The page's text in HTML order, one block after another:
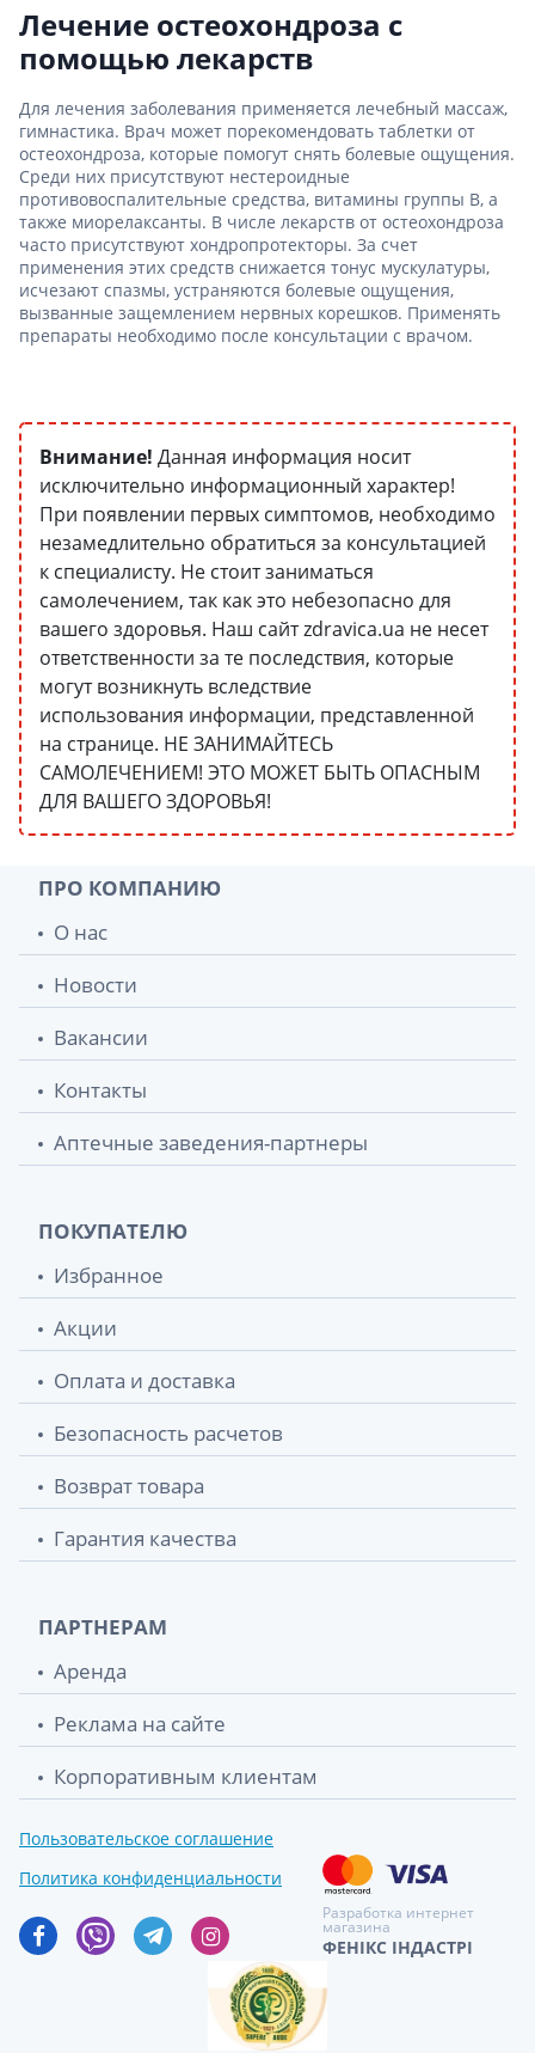
Лечение остеохондроза с
помощью лекарств
Для лечения заболевания применяется лечебный массаж,
гимнастика. Врач может порекомендовать таблетки от
остеохондроза, которые помогут снять болевые ощущения.
Среди них присутствуют нестероидные
противовоспалительные средства, витамины группы B, а
также миорелаксанты. В числе лекарств от остеохондроза
часто присутствуют хондропротекторы. За счет
применения этих средств снижается тонус мускулатуры,
исчезают спазмы, устраняются болевые ощущения,
вызванные защемлением нервных корешков. Применять
препараты необходимо после консультации с врачом.
Внимание! Данная информация носит
исключительно информационный характер!
При появлении первых симптомов, необходимо
незамедлительно обратиться за консультацией
к специалисту. Не стоит заниматься
самолечением, так как это небезопасно для
вашего здоровья. Наш сайт zdravica.ua не несет
ответственности за те последствия, которые
могут возникнуть вследствие
использования информации, представленной
на странице. НЕ ЗАНИМАЙТЕСЬ
САМОЛЕЧЕНИЕМ! ЭТО МОЖЕТ БЫТЬ ОПАСНЫМ
ДЛЯ ВАШЕГО ЗДОРОВЬЯ!
ПРО КОМПАНИЮ
О нас
Новости
Вакансии
Контакты
Аптечные заведения-партнеры
ПОКУПАТЕЛЮ
Избранное
Акции
Оплата и доставка
Безопасность расчетов
Возврат товара
Гарантия качества
ПАРТНЕРАМ
Аренда
Реклама на сайте
Корпоративным клиентам
Пользовательское соглашение
Политика конфиденциальности
Разработка интернет
магазина
ФЕНІКС ІНДАСТРІ